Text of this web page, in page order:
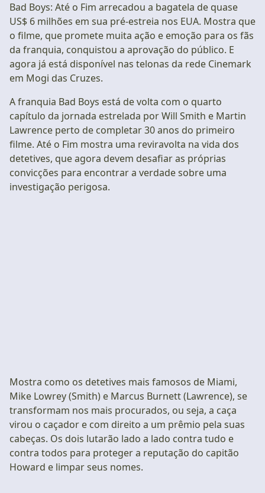
Bad Boys: Até o Fim arrecadou a bagatela de quase
US$ 6 milhões em sua pré-estreia nos EUA. Mostra que
o filme, que promete muita ação e emoção para os fãs
da franquia, conquistou a aprovação do público. E
agora já está disponível nas telonas da rede Cinemark
em Mogi das Cruzes.
A franquia Bad Boys está de volta com o quarto
capítulo da jornada estrelada por Will Smith e Martin
Lawrence perto de completar 30 anos do primeiro
filme. Até o Fim mostra uma reviravolta na vida dos
detetives, que agora devem desafiar as próprias
convicções para encontrar a verdade sobre uma
investigação perigosa.
Mostra como os detetives mais famosos de Miami,
Mike Lowrey (Smith) e Marcus Burnett (Lawrence), se
transformam nos mais procurados, ou seja, a caça
virou o caçador e com direito a um prêmio pela suas
cabeças. Os dois lutarão lado a lado contra tudo e
contra todos para proteger a reputação do capitão
Howard e limpar seus nomes.